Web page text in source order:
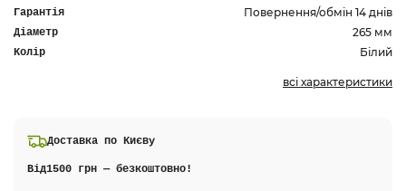
Гарантія Повернення/обмін 14 днів
Діаметр 265 мм
Колір Білий
всі характеристики
Доставка по Києву
Від1500 грн — безкоштовно!